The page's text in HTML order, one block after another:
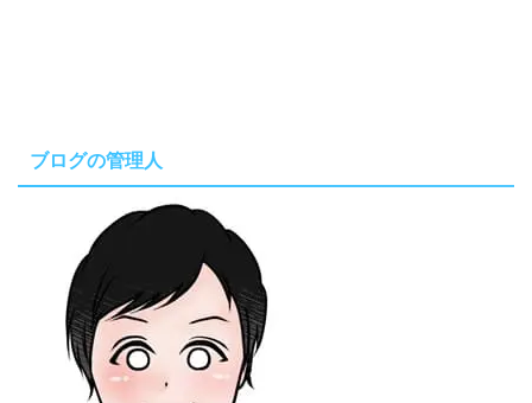
ブログの管理人